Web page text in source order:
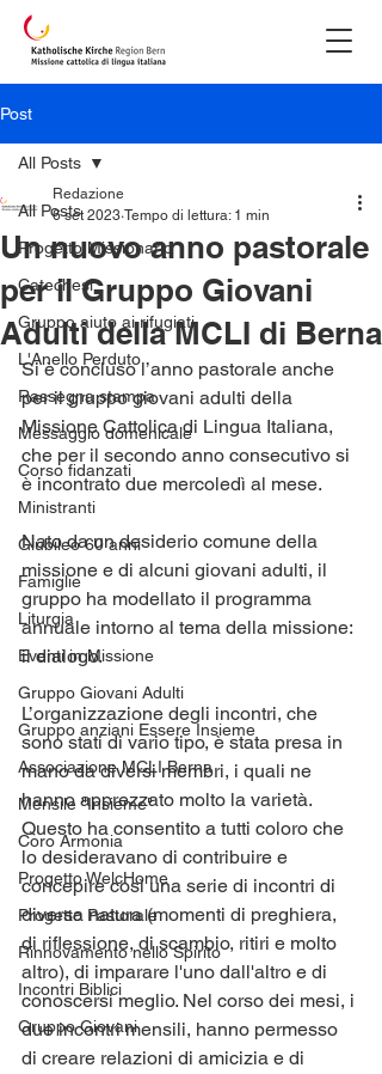
Post
All Posts
Progetto Missionario
Catechesi
Gruppo aiuto ai rifugiati
L'Anello Perduto
Rassegna stampa
Messaggio domenicale
Corso fidanzati
Ministranti
Giubileo 60 anni
Famiglie
Liturgia
Eventi in Missione
Gruppo Giovani Adulti
Gruppo anziani Essere Insieme
Associazione MCLI Berna
Mensile "Insieme"
Coro Armonia
Progetto WelcHome
Progetto Pastorale
Rinnovamento nello Spirito
Incontri Biblici
Gruppo Giovani
All Posts
Un nuovo anno pastorale
per il Gruppo Giovani
Adulti della MCLI di Berna
Redazione
6 set 2023 Tempo di lettura: 1 min
Si è concluso l’anno pastorale anche
per il gruppo giovani adulti della
Missione Cattolica di Lingua Italiana,
che per il secondo anno consecutivo si
è incontrato due mercoledì al mese.
Nato da un desiderio comune della
missione e di alcuni giovani adulti, il
gruppo ha modellato il programma
annuale intorno al tema della missione:
il dialogo.
L’organizzazione degli incontri, che
sono stati di vario tipo, è stata presa in
mano da diversi membri, i quali ne
hanno apprezzato molto la varietà.
Questo ha consentito a tutti coloro che
lo desideravano di contribuire e
concepire così una serie di incontri di
diversa natura (momenti di preghiera,
di riflessione, di scambio, ritiri e molto
altro), di imparare l'uno dall'altro e di
conoscersi meglio. Nel corso dei mesi, i
due incontri mensili, hanno permesso
di creare relazioni di amicizia e di